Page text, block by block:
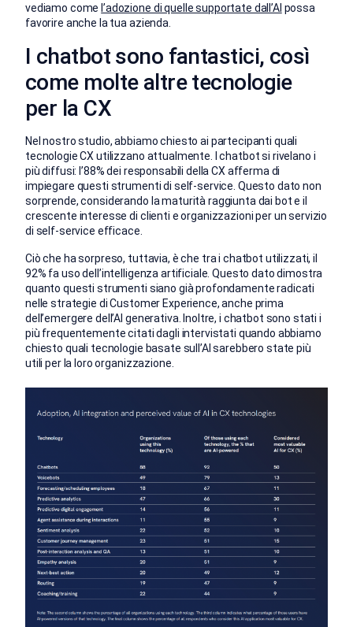
vediamo come l’adozione di quelle supportate dall’AI possa
favorire anche la tua azienda.
I chatbot sono fantastici, così
come molte altre tecnologie
per la CX
Nel nostro studio, abbiamo chiesto ai partecipanti quali
tecnologie CX utilizzano attualmente. I chatbot si rivelano i
più diffusi: l’88% dei responsabili della CX afferma di
impiegare questi strumenti di self-service. Questo dato non
sorprende, considerando la maturità raggiunta dai bot e il
crescente interesse di clienti e organizzazioni per un servizio
di self-service efficace.
Ciò che ha sorpreso, tuttavia, è che tra i chatbot utilizzati, il
92% fa uso dell’intelligenza artificiale. Questo dato dimostra
quanto questi strumenti siano già profondamente radicati
nelle strategie di Customer Experience, anche prima
dell’emergere dell’AI generativa. Inoltre, i chatbot sono stati i
più frequentemente citati dagli intervistati quando abbiamo
chiesto quali tecnologie basate sull’AI sarebbero state più
utili per la loro organizzazione.